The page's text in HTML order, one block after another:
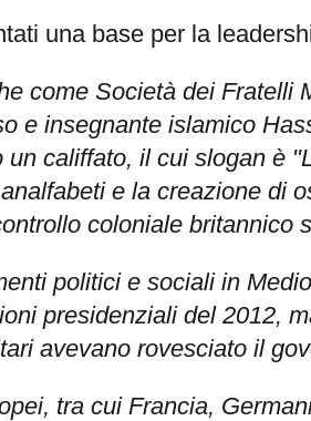
una base per la
come Società dei
e insegnante islamico
califfato, il cui slogan è
e la creazione di
coloniale britannico
politici e sociali in
presidenziali del 2012,
avevano rovesciato il
tra cui Francia,